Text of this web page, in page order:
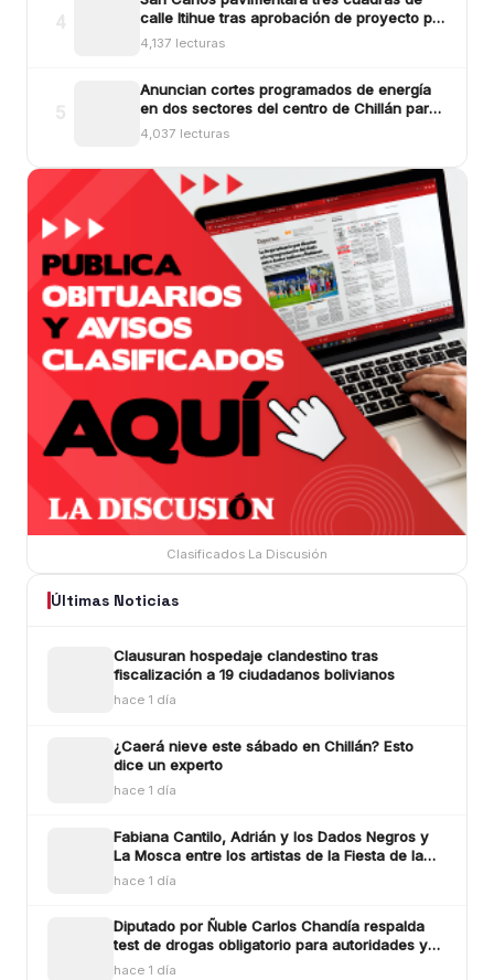
calle Itihue tras aprobación de proyecto por
más de $554 millones
4,137 lecturas
Anuncian cortes programados de energía
en dos sectores del centro de Chillán para
este viernes
4,037 lecturas
Clasificados La Discusión
Últimas Noticias
Clausuran hospedaje clandestino tras
fiscalización a 19 ciudadanos bolivianos
hace 1 día
¿Caerá nieve este sábado en Chillán? Esto
dice un experto
hace 1 día
Fabiana Cantilo, Adrián y los Dados Negros y
La Mosca entre los artistas de la Fiesta de la
Longaniza Chillán 2026
hace 1 día
Diputado por Ñuble Carlos Chandía respalda
test de drogas obligatorio para autoridades y
funcionarios públicos
hace 1 día